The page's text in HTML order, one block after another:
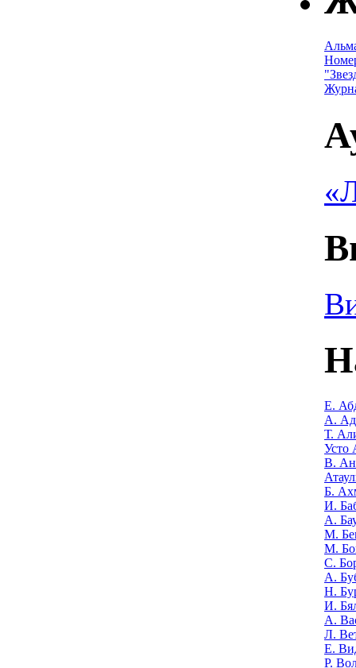
Е.
А.
Т.
Усто
В.
Б.
И.
А.
М.
М.
С.
А.
Н.
И.
А.
Л.
Е.
Р.